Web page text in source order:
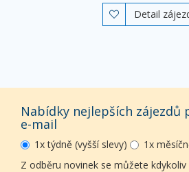
 Detail
Nabídky nejlepších zájezdů
e-mail
1x týdně (vyšší slevy)
1x
Z odběru novinek se můžete kdykoliv